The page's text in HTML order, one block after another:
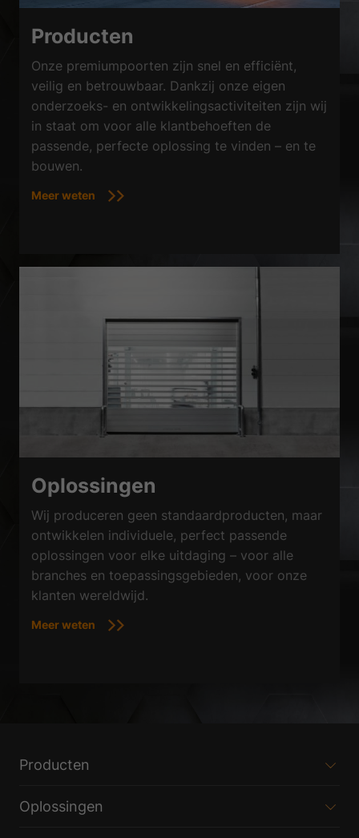
Producten
Onze premiumpoorten zijn snel en efficiënt,
veilig en betrouwbaar. Dankzij onze eigen
onderzoeks- en ontwikkelingsactiviteiten zijn wij
in staat om voor alle klantbehoeften de
passende, perfecte oplossing te vinden – en te
bouwen.
Meer weten
Oplossingen
Wij produceren geen standaardproducten, maar
ontwikkelen individuele, perfect passende
oplossingen voor elke uitdaging – voor alle
branches en toepassingsgebieden, voor onze
klanten wereldwijd.
Meer weten
Producten
Oplossingen